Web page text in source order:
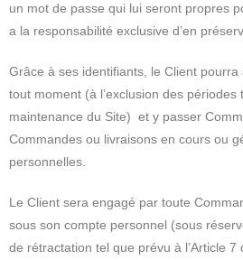
un mot de passe qui lui seront propres
a la responsabilité exclusive d’en
Grâce à ses identifiants, le Client
tout moment (à l’exclusion des périodes
maintenance du Site) et y passer
Commandes ou livraisons en cours ou
personnelles.
Le Client sera engagé par toute
sous son compte personnel (sous
de rétractation tel que prévu à l’Article 7